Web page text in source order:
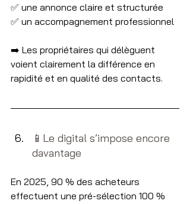
✅ une annonce claire et structurée
✅ un accompagnement professionnel
➡️ Les propriétaires qui délèguent
voient clairement la différence en
rapidité et en qualité des contacts.
📱​Le digital s’impose encore
davantage
En 2025, 90 % des acheteurs
effectuent une pré-sélection 100 %